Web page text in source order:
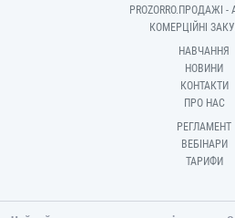
PROZORRO.ПРОДАЖІ
КОМЕРЦІЙНІ
НАВЧАННЯ
НОВИНИ
КОНТАКТИ
ПРО НАС
РЕГЛАМЕНТ
ВЕБІНАРИ
ТАРИФИ